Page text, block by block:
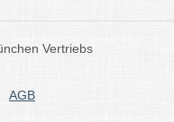
Vertriebs
AGB